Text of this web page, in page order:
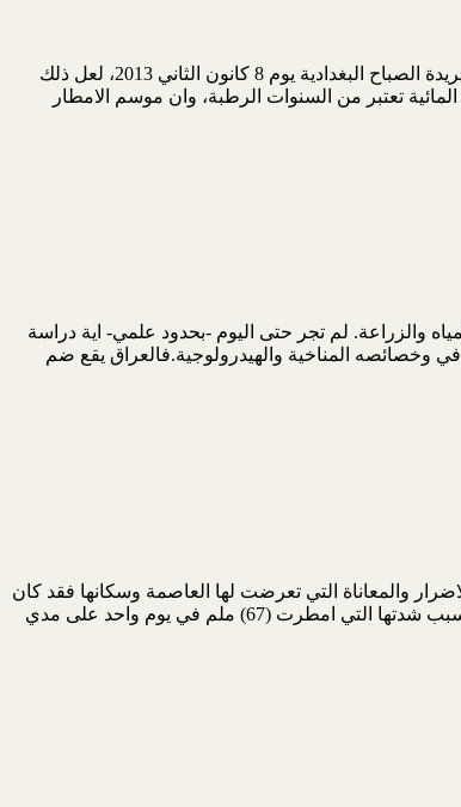
بمناسبة غرق بعض احياء بغداد في الاسبوع الاخير من عام 2012، اودّ اضاءة جوانب اضافية لما ذكرته في مقالتي الاولى عن الموضوع، والمنشورة في جريدة الصباح البغدادية يوم 8 كانون الثاني 2013، لعل ذلك
تعتبر من السنوات الرطبة، وان موسم الامطار
والزراعة. لم تجر حتى اليوم -بحدود علمي- اية دراسة
وخصائصه المناخية والهيدرولوجية.فالعراق يقع ضم
من حيث الخسائر والاضرار والمعاناة التي تعرضت لها العاصمة وسكانها فقد كان
ملم في يوم واحد على مدي